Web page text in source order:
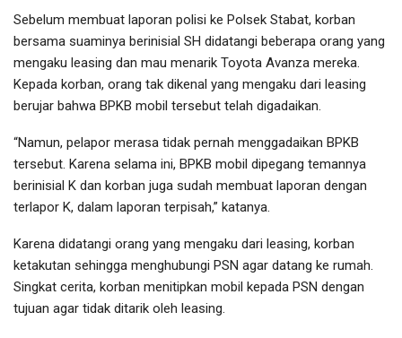
Sebelum membuat laporan polisi ke Polsek Stabat, korban
bersama suaminya berinisial SH didatangi beberapa orang yang
mengaku leasing dan mau menarik Toyota Avanza mereka.
Kepada korban, orang tak dikenal yang mengaku dari leasing
berujar bahwa BPKB mobil tersebut telah digadaikan.
“Namun, pelapor merasa tidak pernah menggadaikan BPKB
tersebut. Karena selama ini, BPKB mobil dipegang temannya
berinisial K dan korban juga sudah membuat laporan dengan
terlapor K, dalam laporan terpisah,” katanya.
Karena didatangi orang yang mengaku dari leasing, korban
ketakutan sehingga menghubungi PSN agar datang ke rumah.
Singkat cerita, korban menitipkan mobil kepada PSN dengan
tujuan agar tidak ditarik oleh leasing.